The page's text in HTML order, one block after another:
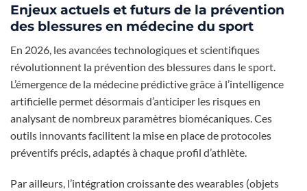
Enjeux actuels et futurs de la prévention
des blessures en médecine du sport
En 2026, les avancées technologiques et scientifiques
révolutionnent la prévention des blessures dans le sport.
L’émergence de la médecine prédictive grâce à l’intelligence
artificielle permet désormais d’anticiper les risques en
analysant de nombreux paramètres biomécaniques. Ces
outils innovants facilitent la mise en place de protocoles
préventifs précis, adaptés à chaque profil d’athlète.
Par ailleurs, l’intégration croissante des wearables (objets